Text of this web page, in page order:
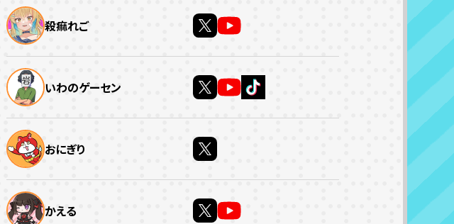
殺痲れご
いわのゲーセン
おにぎり
かえる